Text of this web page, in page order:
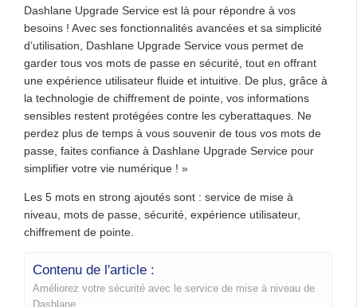
Dashlane Upgrade Service est là pour répondre à vos
besoins ! Avec ses fonctionnalités avancées et sa simplicité
d’utilisation, Dashlane Upgrade Service vous permet de
garder tous vos mots de passe en sécurité, tout en offrant
une expérience utilisateur fluide et intuitive. De plus, grâce à
la technologie de chiffrement de pointe, vos informations
sensibles restent protégées contre les cyberattaques. Ne
perdez plus de temps à vous souvenir de tous vos mots de
passe, faites confiance à Dashlane Upgrade Service pour
simplifier votre vie numérique ! »
Les 5 mots en strong ajoutés sont : service de mise à
niveau, mots de passe, sécurité, expérience utilisateur,
chiffrement de pointe.
Contenu de l'article :
Améliorez votre sécurité avec le service de mise à niveau de
Dashlane